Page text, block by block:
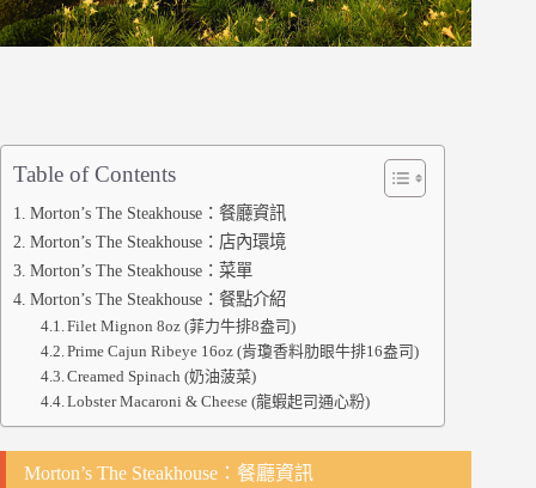
Table of Contents
Morton’s The Steakhouse：餐廳資訊
Morton’s The Steakhouse：店內環境
Morton’s The Steakhouse：菜單
Morton’s The Steakhouse：餐點介紹
Filet Mignon 8oz (菲力牛排8盎司)
Prime Cajun Ribeye 16oz (肯瓊香料肋眼牛排16盎司)
Creamed Spinach (奶油菠菜)
Lobster Macaroni & Cheese (龍蝦起司通心粉)
Morton’s The Steakhouse：餐廳資訊